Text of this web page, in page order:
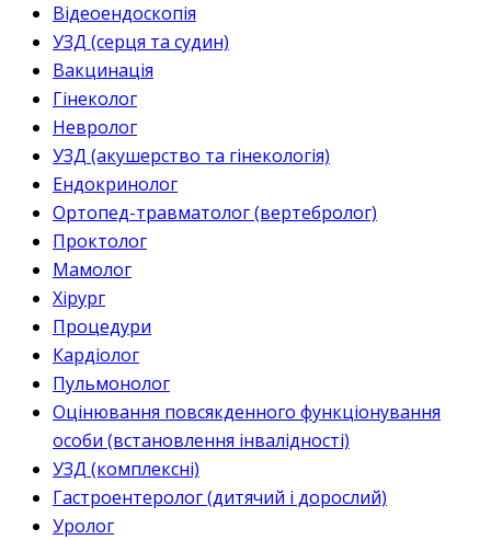
Відеоендоскопія
УЗД (серця та судин)
Вакцинація
Гінеколог
Невролог
УЗД (акушерство та гінекологія)
Ендокринолог
Ортопед-травматолог (вертебролог)
Проктолог
Мамолог
Хірург
Процедури
Кардіолог
Пульмонолог
Оцінювання повсякденного функціонування
особи (встановлення інвалідності)
УЗД (комплексні)
Гастроентеролог (дитячий і дорослий)
Уролог